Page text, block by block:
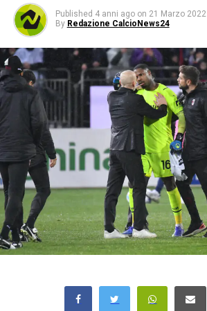
Published 4 anni ago on 21 Marzo 2022
By Redazione CalcioNews24